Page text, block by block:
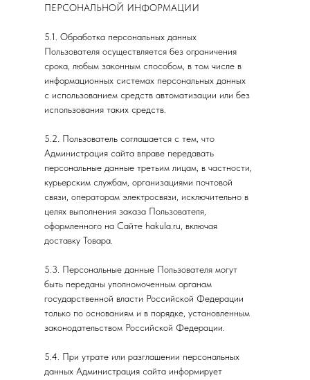
ПЕРСОНАЛЬНОЙ ИНФОРМАЦИИ
5.1. Обработка персональных данных
Пользователя осуществляется без ограничения
срока, любым законным способом, в том числе в
информационных системах персональных данных
с использованием средств автоматизации или без
использования таких средств.
5.2. Пользователь соглашается с тем, что
Администрация сайта вправе передавать
персональные данные третьим лицам, в частности,
курьерским службам, организациями почтовой
связи, операторам электросвязи, исключительно в
целях выполнения заказа Пользователя,
оформленного на Сайте hakula.ru, включая
доставку Товара.
5.3. Персональные данные Пользователя могут
быть переданы уполномоченным органам
государственной власти Российской Федерации
только по основаниям и в порядке, установленным
законодательством Российской Федерации.
5.4. При утрате или разглашении персональных
данных Администрация сайта информирует